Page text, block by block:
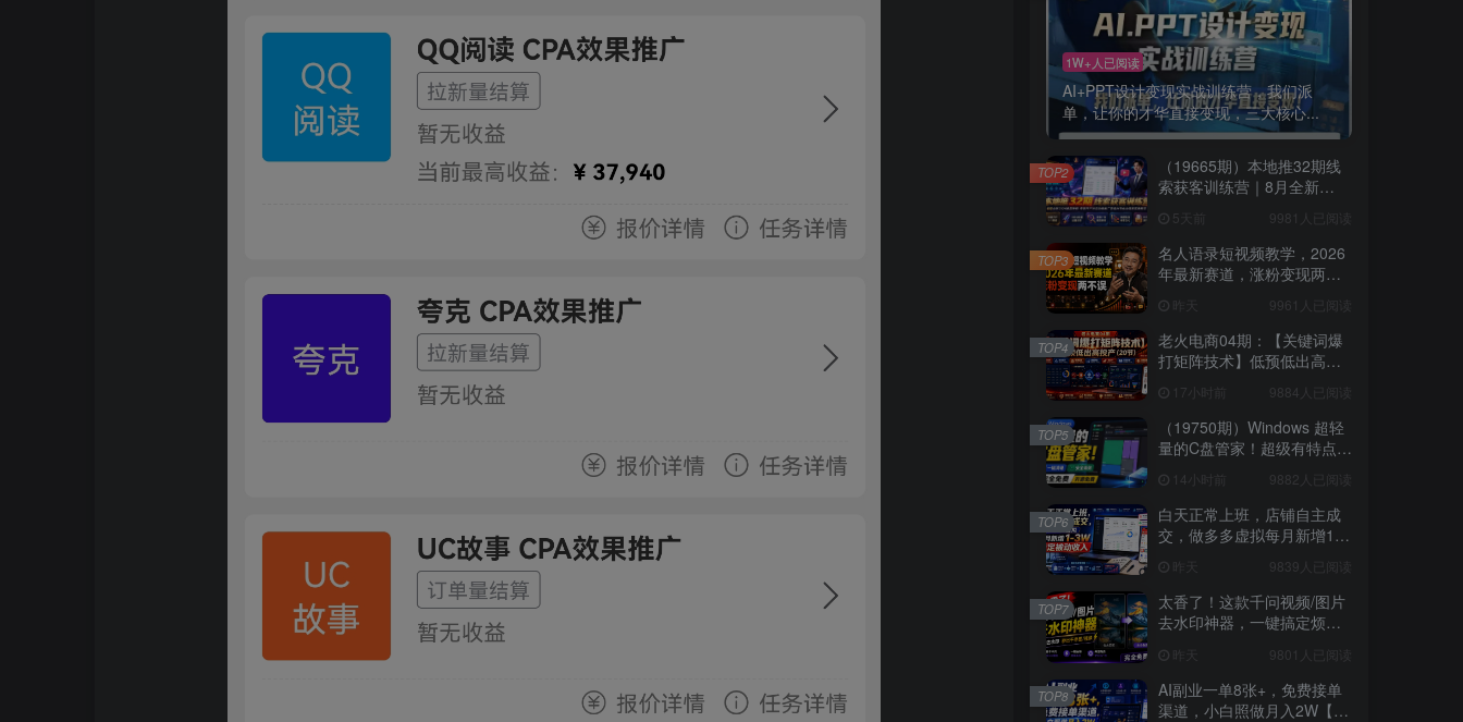
1W+人已阅读
AI+PPT设计变现实战训练营，我们派
单，让你的才华直接变现，三大核心...
（19665期）本地推32期线
索获客训练营｜8月全新
启动搜索广告素材优化全链
路实操教学
5天前 9981人已阅读
TOP2
名人语录短视频教学，2026
年最新赛道，涨粉变现两不
昨天 9961人已阅读
TOP3
老火电商04期：【关键词爆
打矩阵技术】低预低出高投
17小时前 9884人已阅读
TOP4
（19750期）Windows 超轻
量的C盘管家！超级有特点，
2M大小体积，完全免费 C盘
管家
14小时前 9882人已阅读
TOP5
白天正常上班，店铺自主成
交，做多多虚拟每月新增1-
昨天 9839人已阅读
TOP6
太香了！这款千问视频/图片
去水印神器，一键搞定烦人
器拓展插件
昨天 9801人已阅读
TOP7
AI副业一单8张+，免费接单
渠道，小白照做月入2W【揭
TOP8